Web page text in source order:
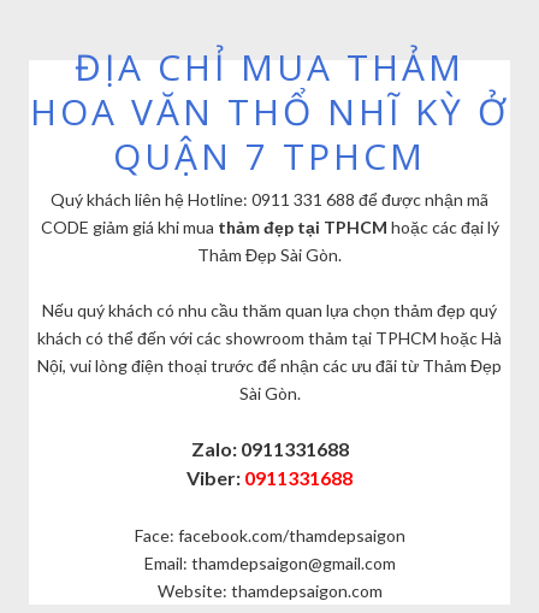
ĐỊA CHỈ MUA THẢM
HOA VĂN THỔ NHĨ KỲ Ở
QUẬN 7 TPHCM
Quý khách liên hệ Hotline: 0911 331 688 để được nhận mã
CODE giảm giá khi mua thảm đẹp tại TPHCM hoặc các đại lý
Thảm Đẹp Sài Gòn.
Nếu quý khách có nhu cầu thăm quan lựa chọn thảm đẹp quý
khách có thể đến với các showroom thảm tại TPHCM hoặc Hà
Nội, vui lòng điện thoại trước để nhận các ưu đãi từ Thảm Đẹp
Sài Gòn.
Zalo: 0911331688
Viber: 0911331688
Face: facebook.com/thamdepsaigon
Email: thamdepsaigon@gmail.com
Website: thamdepsaigon.com